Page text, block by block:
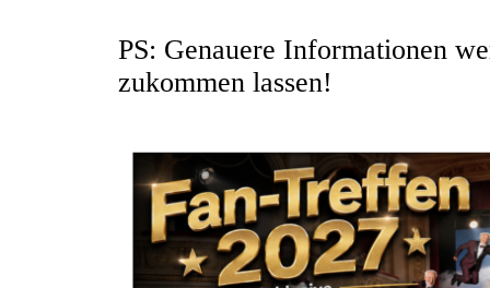
PS: Genauere Informationen
zukommen lassen!